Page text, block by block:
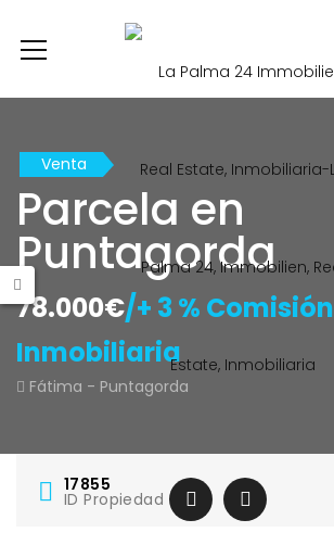
Venta
Parcela en
Puntagorda
78.000€/+ 3 % Comisión
Inmobiliaria
Fátima - Puntagorda
17855
ID Propiedad